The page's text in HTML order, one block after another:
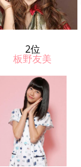
2位
板野友美